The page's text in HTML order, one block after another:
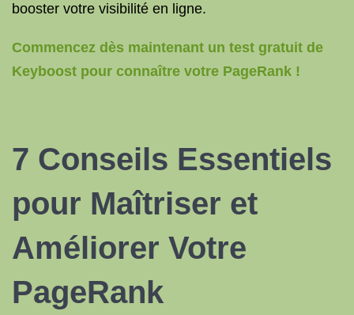
booster votre visibilité en ligne.
Commencez dès maintenant un test gratuit de
Keyboost pour connaître votre PageRank !
7 Conseils Essentiels
pour Maîtriser et
Améliorer Votre
PageRank